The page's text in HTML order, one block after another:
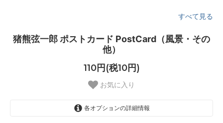
すべて見る
猪熊弦一郎 ポストカード PostCard（風景・その
他）
110円(税10円)
お気に入り
各オプションの詳細情報